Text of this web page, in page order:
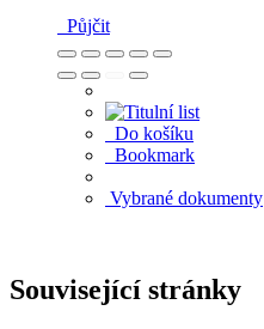
Půjčit
Do košíku
Bookmark
Vybrané dokumenty
Související stránky